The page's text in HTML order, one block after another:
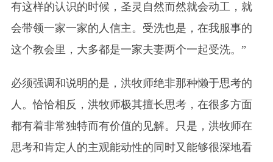
有这样的认识的时候，圣灵自然而然就会动工，就
会带领一家一家的人信主。受洗也是，在我服事的
这个教会里，大多都是一家夫妻两个一起受洗。”
必须强调和说明的是，洪牧师绝非那种懒于思考的
人。恰恰相反，洪牧师极其擅长思考，在很多方面
都有着非常独特而有价值的见解。只是，洪牧师在
思考和肯定人的主观能动性的同时又能够很深地看